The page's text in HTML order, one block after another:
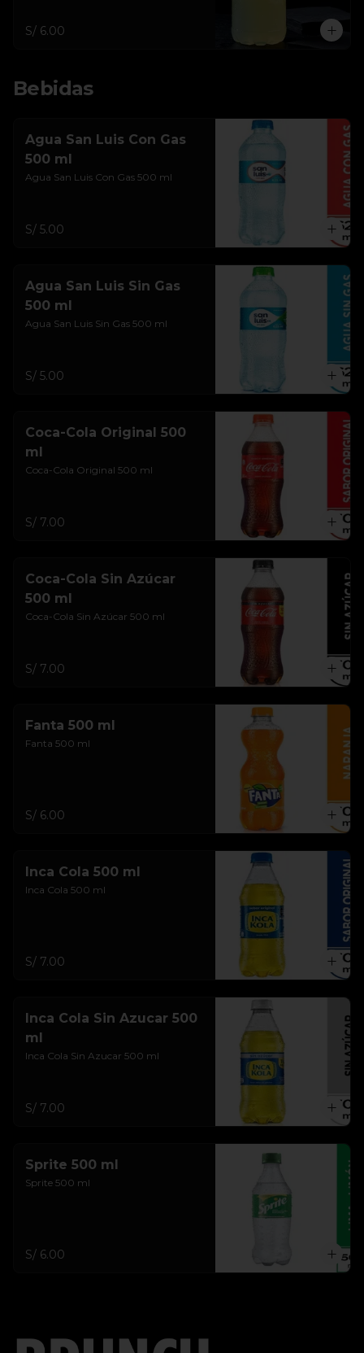
S/ 6.00
Bebidas
Agua San Luis Con Gas
500 ml
Agua San Luis Con Gas 500 ml
S/ 5.00
Agua San Luis Sin Gas
500 ml
Agua San Luis Sin Gas 500 ml
S/ 5.00
Coca-Cola Original 500
ml
Coca-Cola Original 500 ml
S/ 7.00
Coca-Cola Sin Azúcar
500 ml
Coca-Cola Sin Azúcar 500 ml
S/ 7.00
Fanta 500 ml
Fanta 500 ml
S/ 6.00
Inca Cola 500 ml
Inca Cola 500 ml
S/ 7.00
Inca Cola Sin Azucar 500
ml
Inca Cola Sin Azucar 500 ml
S/ 7.00
Sprite 500 ml
Sprite 500 ml
S/ 6.00